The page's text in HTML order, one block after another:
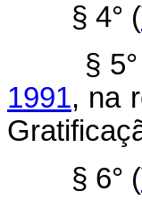
§ 4° (
§ 5° A
1991, na
§ 6° (